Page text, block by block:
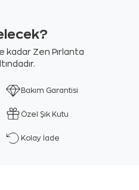
kadar Zen Pırlanta
Bakım Garantisi
Özel Şık Kutu
Kolay İade